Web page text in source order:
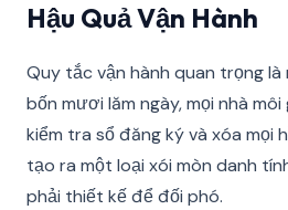
Hậu Quả Vận Hành
Quy tắc vận hành quan trọng là
bốn mươi lăm ngày, mọi nhà
kiểm tra sổ đăng ký và xóa mọi
tạo ra một loại xói mòn danh
phải thiết kế để đối phó.